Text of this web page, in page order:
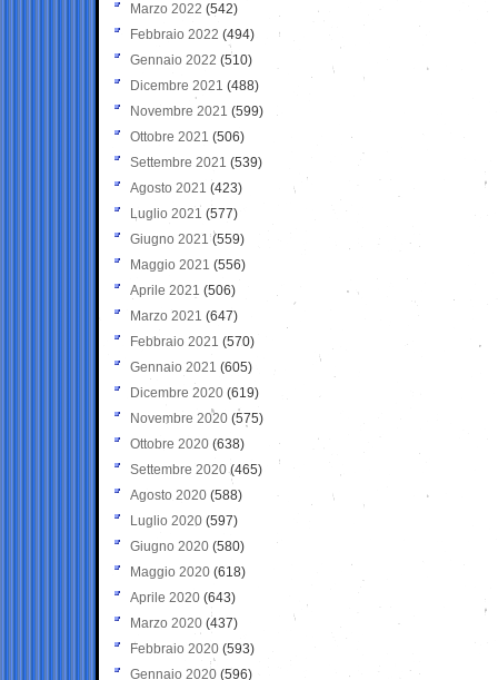
Marzo 2022 (542)
Febbraio 2022 (494)
Gennaio 2022 (510)
Dicembre 2021 (488)
Novembre 2021 (599)
Ottobre 2021 (506)
Settembre 2021 (539)
Agosto 2021 (423)
Luglio 2021 (577)
Giugno 2021(559)
Maggio 2021 (556)
Aprile 2021 (506)
Marzo 2021 (647)
Febbraio 2021 (570)
Gennaio 2021 (605)
Dicembre 2020 (619)
Novembre 2020 (575)
Ottobre 2020 (638)
Settembre 2020(465)
Agosto 2020 (588)
Luglio 2020 (597)
Giugno 2020 (580)
Maggio 2020 (618)
Aprile 2020 (643)
Marzo 2020 (437)
Febbraio 2020 (593)
Gennaio 2020 (596)